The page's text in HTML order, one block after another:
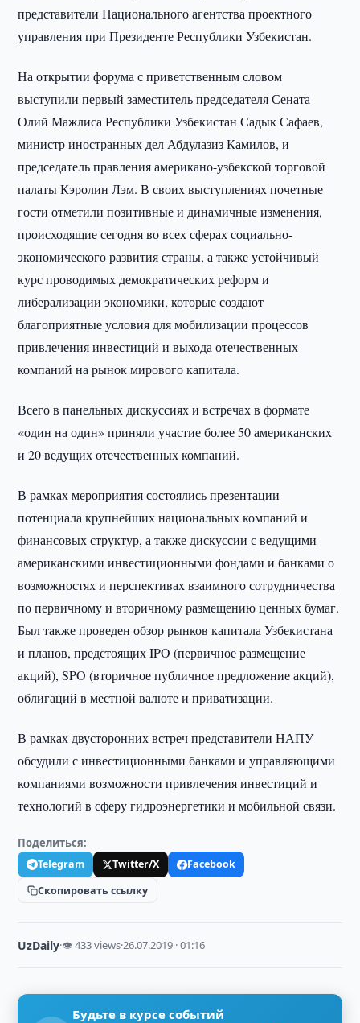
представители Национального агентства проектного
управления при Президенте Республики Узбекистан.
На открытии форума с приветственным словом
выступили первый заместитель председателя Сената
Олий Мажлиса Республики Узбекистан Садык Сафаев,
министр иностранных дел Абдулазиз Камилов, и
председатель правления американо-узбекской торговой
палаты Кэролин Лэм. В своих выступлениях почетные
гости отметили позитивные и динамичные изменения,
происходящие сегодня во всех сферах социально-
экономического развития страны, а также устойчивый
курс проводимых демократических реформ и
либерализации экономики, которые создают
благоприятные условия для мобилизации процессов
привлечения инвестиций и выхода отечественных
компаний на рынок мирового капитала.
Всего в панельных дискуссиях и встречах в формате
«один на один» приняли участие более 50 американских
и 20 ведущих отечественных компаний.
В рамках мероприятия состоялись презентации
потенциала крупнейших национальных компаний и
финансовых структур, а также дискуссии с ведущими
американскими инвестиционными фондами и банками о
возможностях и перспективах взаимного сотрудничества
по первичному и вторичному размещению ценных бумаг.
Был также проведен обзор рынков капитала Узбекистана
и планов, предстоящих IPO (первичное размещение
акций), SPO (вторичное публичное предложение акций),
облигаций в местной валюте и приватизации.
В рамках двусторонних встреч представители НАПУ
обсудили с инвестиционными банками и управляющими
компаниями возможности привлечения инвестиций и
технологий в сферу гидроэнергетики и мобильной связи.
Поделиться:
Telegram Twitter/X
Facebook
Скопировать ссылку
UzDaily·👁 433 views·26.07.2019 · 01:16
Будьте в курсе событий